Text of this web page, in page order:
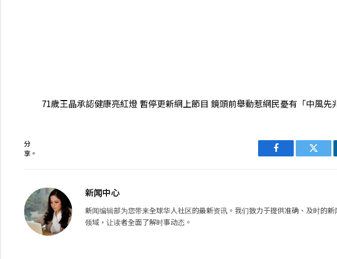
71歲王晶承認健康亮紅燈 暫停更新網上節目 鏡頭前舉動惹網民憂有「中風先
分
享。
Facebook
新闻中心
新闻编辑部为您带来全球华人社区的最新资讯。我们致力于提供准确、及时的
领域，让读者全面了解时事动态。